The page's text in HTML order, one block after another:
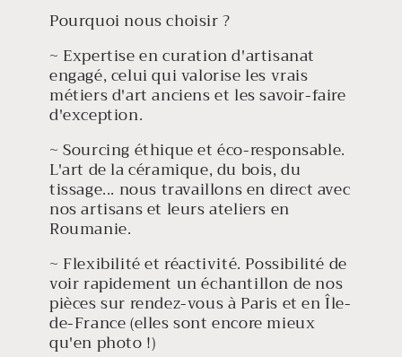
Pourquoi nous choisir ?
~ Expertise en curation d'artisanat
engagé, celui qui valorise les vrais
métiers d'art anciens et les savoir-faire
d'exception.
~ Sourcing éthique et éco-responsable.
L'art de la céramique, du bois, du
tissage... nous travaillons en direct avec
nos artisans et leurs ateliers en
Roumanie.
~ Flexibilité et réactivité. Possibilité de
voir rapidement un échantillon de nos
pièces sur rendez-vous à Paris et en Île-
de-France (elles sont encore mieux
qu'en photo !)